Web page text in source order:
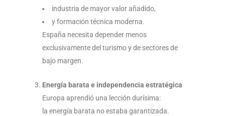
industria de mayor valor añadido,
y formación técnica moderna.
España necesita depender menos
exclusivamente del turismo y de sectores de
bajo margen.
Energía barata e independencia estratégica
Europa aprendió una lección durísima:
la energía barata no estaba garantizada.